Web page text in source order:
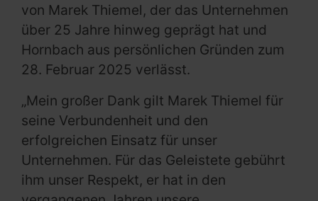
von Marek Thiemel, der das Unternehmen
über 25 Jahre hinweg geprägt hat und
Hornbach aus persönlichen Gründen zum
28. Februar 2025 verlässt.
„Mein großer Dank gilt Marek Thiemel für
seine Verbundenheit und den
erfolgreichen Einsatz für unser
Unternehmen. Für das Geleistete gebührt
ihm unser Respekt, er hat in den